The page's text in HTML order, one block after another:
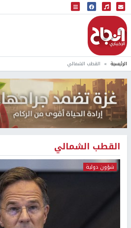
البث المباشر
إذاعة النجاح
الرئيسية القطب الشمالي
القطب الشمالي
شؤون دولية